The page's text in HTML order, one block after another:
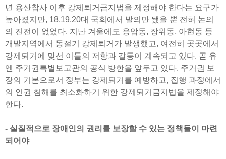
년 용산참사 이후 강제퇴거금지법을 제정해야 한다는 요구가
높아졌지만, 18,19,20대 국회에서 발의만 됐을 뿐 전혀 논의
의 진전이 없었다. 지난 겨울에도 응암동, 장위동, 아현동 등
개발지역에서 동절기 강제퇴거가 발생했고, 여전히 곳곳에서
강제퇴거에 맞선 이들의 저항과 갈등이 계속되고 있다. 곧 유
엔 주거권특별보고관의 공식 방한을 앞두고 있다. 주거권 보
장의 기본으로서 정부는 강제퇴거를 예방하고, 집행 과정에서
의 인권 침해를 최소화하기 위한 강제퇴거금지법을 제정해야
한다.
- 실질적으로 장애인의 권리를 보장할 수 있는 정책들이 마련
되어야